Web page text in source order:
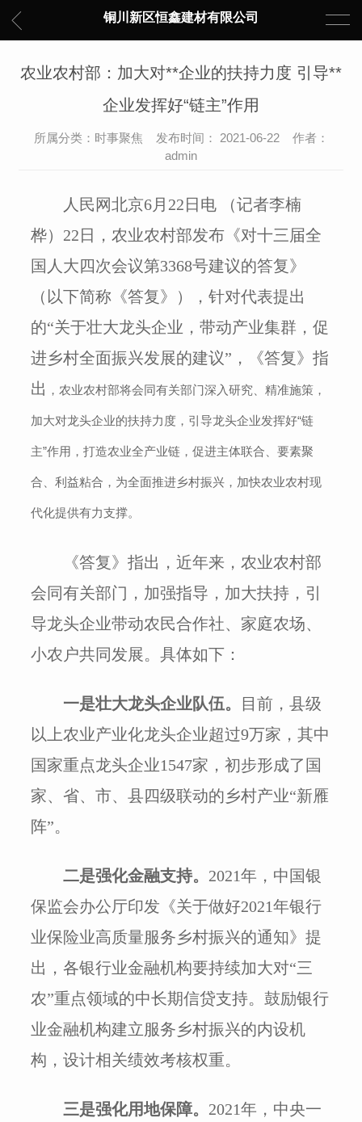
铜川新区恒鑫建材有限公司
农业农村部：加大对**企业的扶持力度 引导**
企业发挥好“链主”作用
所属分类：时事聚焦 发布时间： 2021-06-22 作者：
admin
人民网北京6月22日电 （记者李楠
桦）22日，农业农村部发布《对十三届全
国人大四次会议第3368号建议的答复》
（以下简称《答复》），针对代表提出
的“关于壮大龙头企业，带动产业集群，促
进乡村全面振兴发展的建议”，《答复》指
出 ， 农业农村部将会同有关部门深入研究、精准施策，
加大对龙头企业的扶持力度，引导龙头企业发挥好“链
主”作用，打造农业全产业链，促进主体联合、要素聚
合、利益粘合，为全面推进乡村振兴，加快农业农村现
代化提供有力支撑。
《答复》指出，近年来，农业农村部
会同有关部门，加强指导，加大扶持，引
导龙头企业带动农民合作社、家庭农场、
小农户共同发展。具体如下：
一是壮大龙头企业队伍。
目前，县级
以上农业产业化龙头企业超过9万家，其中
国家重点龙头企业1547家，初步形成了国
家、省、市、县四级联动的乡村产业“新雁
阵”。
二是强化金融支持。 2021年，中国银
保监会办公厅印发《关于做好2021年银行
业保险业高质量服务乡村振兴的通知》提
出，各银行业金融机构要持续加大对“三
农”重点领域的中长期信贷支持。鼓励银行
业金融机构建立服务乡村振兴的内设机
构，设计相关绩效考核权重。
三是强化用地保障。 2021年，中央一